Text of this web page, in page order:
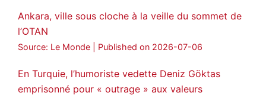
Ankara, ville sous cloche à la veille du sommet de
l’OTAN
Source: Le Monde Published on 2026-07-06
En Turquie, l’humoriste vedette Deniz Göktas
emprisonné pour « outrage » aux valeurs